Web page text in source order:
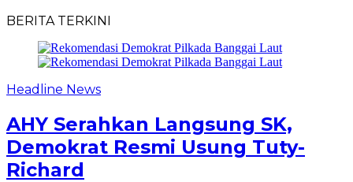
BERITA TERKINI
Headline News
AHY Serahkan Langsung SK,
Demokrat Resmi Usung Tuty-
Richard